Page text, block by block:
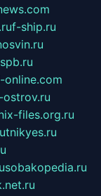
f-ship.ru
online.com
files.org.ru
sobakopedia.ru